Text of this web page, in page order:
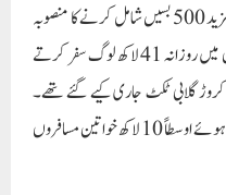
بسیں دہلی والوں کی خدمت میں ہیں۔ اس ماہ مزید 500 بسیں شامل کرنے کا منصوبہ
ہے۔ سال 2023 میں دہلی کی سرکاری بسوں میں روزانہ 41 لاکھ لوگ سفر کرتے
تھے۔31 دسمبر 2023 تک کل 147.8 کروڑ گلابی ٹکٹ جاری کیے گئے تھے۔
سال 2023 میں گلابی ٹکٹوں کا استعمال کرتے ہوئے اوسطاً 10 لاکھ خواتین مسافروں